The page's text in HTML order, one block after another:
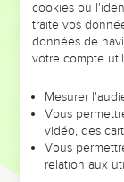
Je suis sorti
monde ; et de
ouvertement, et
Maintenant
tu n'as pas
cause de cela,
cookies ou
traite vos
données de
votre compte
Mesurer
Vous
vidéo, des
Vous
relation aux